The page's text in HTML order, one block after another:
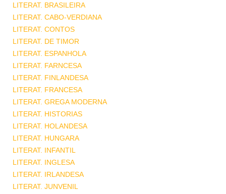
LITERAT. BRASILEIRA
LITERAT. CABO-VERDIANA
LITERAT. CONTOS
LITERAT. DE TIMOR
LITERAT. ESPANHOLA
LITERAT. FARNCESA
LITERAT. FINLANDESA
LITERAT. FRANCESA
LITERAT. GREGA MODERNA
LITERAT. HISTORIAS
LITERAT. HOLANDESA
LITERAT. HUNGARA
LITERAT. INFANTIL
LITERAT. INGLESA
LITERAT. IRLANDESA
LITERAT. JUNVENIL